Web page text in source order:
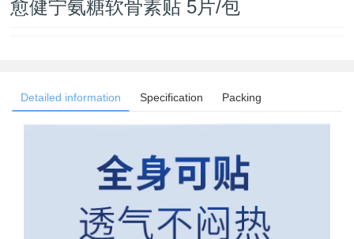
愈健宁氨糖软骨素贴 5片/包
Detailed information Specification Packing